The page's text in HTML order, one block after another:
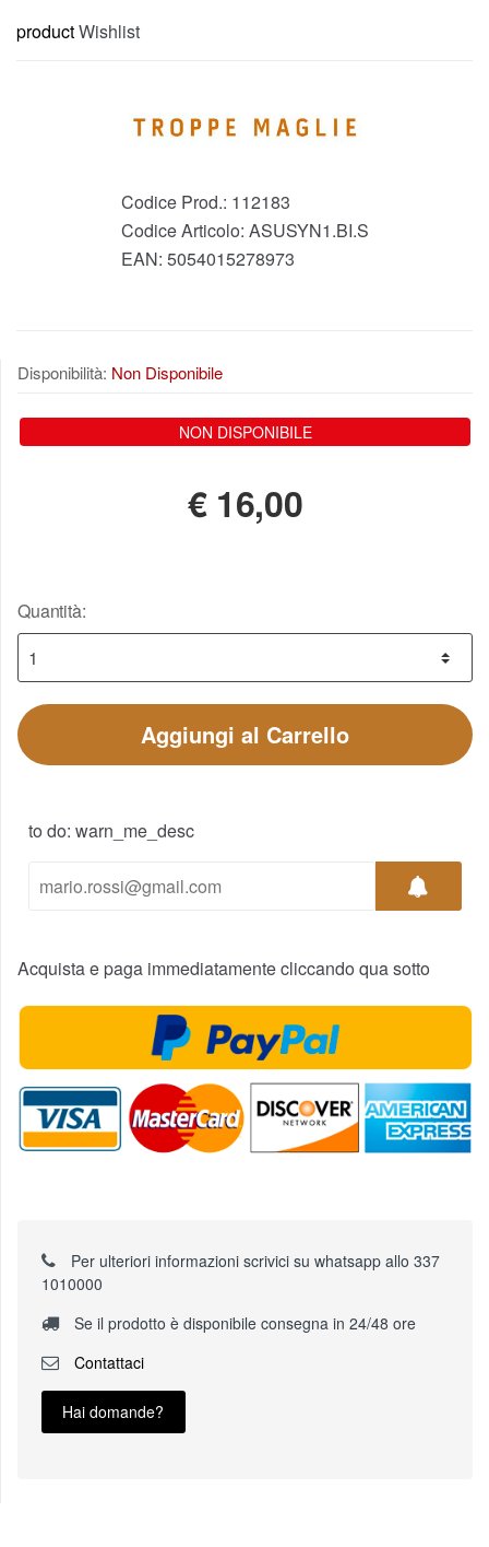
productWishlist
Codice Prod.: 112183
Codice Articolo: ASUSYN1.BI.S
EAN: 5054015278973
Disponibilità: Non Disponibile
NON DISPONIBILE
€ 16,00
Quantità:
Aggiungi al Carrello
to do: warn_me_desc
Acquista e paga immediatamente cliccando qua sotto
Per ulteriori informazioni scrivici su whatsapp allo 337
1010000
Se il prodotto è disponibile consegna in 24/48 ore
Contattaci
Hai domande?